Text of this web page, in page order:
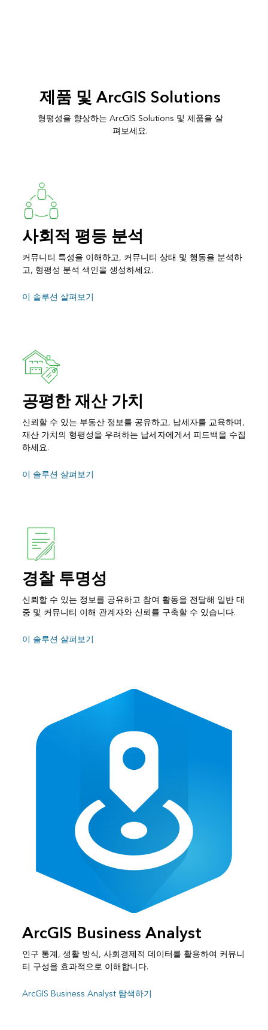
제품 및 ArcGIS Solutions
형평성을 향상하는 ArcGIS Solutions 및 제품을 살
펴보세요.
사회적 평등 분석
커뮤니티 특성을 이해하고, 커뮤니티 상태 및 행동을 분석하
고, 형평성 분석 색인을 생성하세요.
이 솔루션 살펴보기
공평한 재산 가치
신뢰할 수 있는 부동산 정보를 공유하고, 납세자를 교육하며,
재산 가치의 형평성을 우려하는 납세자에게서 피드백을 수집
하세요.
이 솔루션 살펴보기
경찰 투명성
신뢰할 수 있는 정보를 공유하고 참여 활동을 전달해 일반 대
중 및 커뮤니티 이해 관계자와 신뢰를 구축할 수 있습니다.
이 솔루션 살펴보기
ArcGIS Business Analyst
인구 통계, 생활 방식, 사회경제적 데이터를 활용하여 커뮤니
티 구성을 효과적으로 이해합니다.
ArcGIS Business Analyst 탐색하기